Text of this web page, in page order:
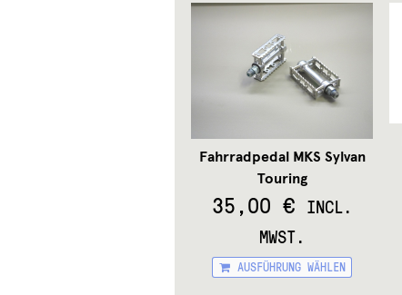
Fahrradpedal MKS Sylvan
Touring
35,00€ INCL.
MWST.
AUSFÜHRUNG WÄHLEN